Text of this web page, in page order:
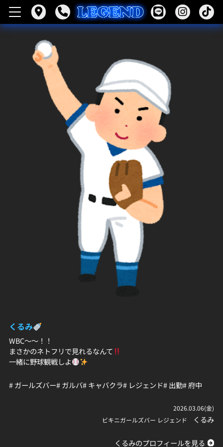
くるみ
WBC～～！！
まさかのネトフリで見れるなんて
一緒に野球観戦しよ
# ガールズバー# ガルバ# キャバクラ# レジェンド# 出勤# 府中
2026.03.06(金)
ビキニガールズバー レジェンド
くるみ
くるみのプロフィールを見る